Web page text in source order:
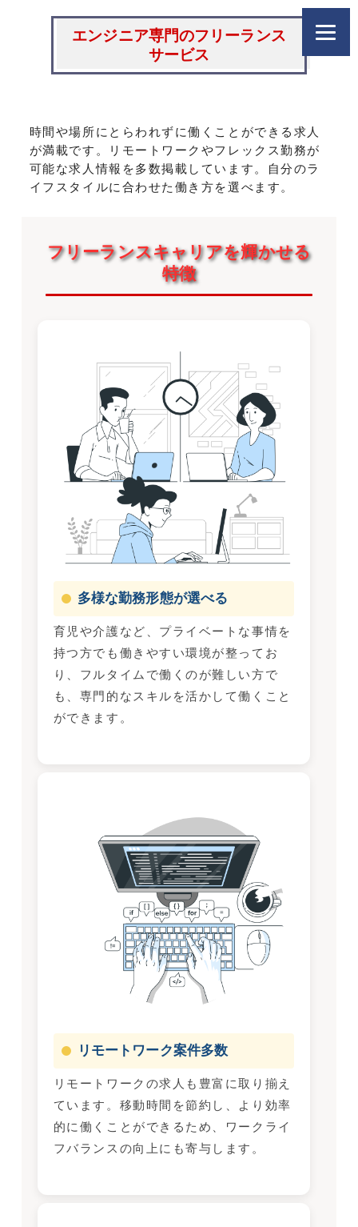
エンジニア専門のフリーランス
サービス
時間や場所にとらわれずに働くことができる求人
が満載です。リモートワークやフレックス勤務が
可能な求人情報を多数掲載しています。自分のラ
イフスタイルに合わせた働き方を選べます。
フリーランスキャリアを輝かせる
特徴
多様な勤務形態が選べる
育児や介護など、プライベートな事情を
持つ方でも働きやすい環境が整ってお
り、フルタイムで働くのが難しい方で
も、専門的なスキルを活かして働くこと
ができます。
リモートワーク案件多数
リモートワークの求人も豊富に取り揃え
ています。移動時間を節約し、より効率
的に働くことができるため、ワークライ
フバランスの向上にも寄与します。